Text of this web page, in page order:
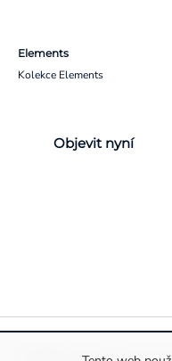
Elements
Kolekce Elements
Objevit nyní
Pravidla ochrany a